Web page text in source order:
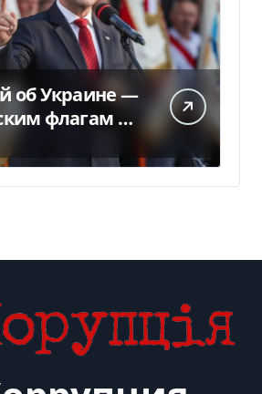
об Украине —
флагам не